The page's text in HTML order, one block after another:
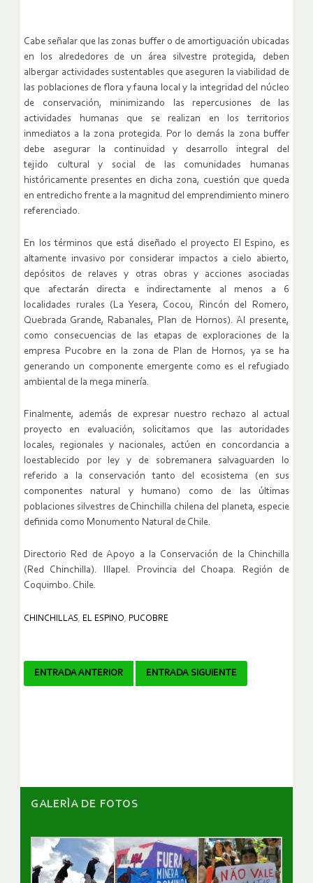
Cabe señalar que las zonas buffer o de amortiguación ubicadas
en los alrededores de un área silvestre protegida, deben
albergar actividades sustentables que aseguren la viabilidad de
las poblaciones de flora y fauna local y la integridad del núcleo
de conservación, minimizando las repercusiones de las
actividades humanas que se realizan en los territorios
inmediatos a la zona protegida. Por lo demás la zona buffer
debe asegurar la continuidad y desarrollo integral del
tejido cultural y social de las comunidades humanas
históricamente presentes en dicha zona, cuestión que queda
en entredicho frente a la magnitud del emprendimiento minero
referenciado.
En los términos que está diseñado el proyecto El Espino, es
altamente invasivo por considerar impactos a cielo abierto,
depósitos de relaves y otras obras y acciones asociadas
que afectarán directa e indirectamente al menos a 6
localidades rurales (La Yesera, Cocou, Rincón del Romero,
Quebrada Grande, Rabanales, Plan de Hornos). Al presente,
como consecuencias de las etapas de exploraciones de la
empresa Pucobre en la zona de Plan de Hornos, ya se ha
generando un componente emergente como es el refugiado
ambiental de la mega minería.
Finalmente, además de expresar nuestro rechazo al actual
proyecto en evaluación, solicitamos que las autoridades
locales, regionales y nacionales, actúen en concordancia a
loestablecido por ley y de sobremanera salvaguarden lo
referido a la conservación tanto del ecosistema (en sus
componentes natural y humano) como de las últimas
poblaciones silvestres de Chinchilla chilena del planeta, especie
definida como Monumento Natural de Chile.
Directorio Red de Apoyo a la Conservación de la Chinchilla
(Red Chinchilla). Illapel. Provincia del Choapa. Región de
Coquimbo. Chile.
CHINCHILLAS, EL ESPINO, PUCOBRE
Navegador
ENTRADA ANTERIOR ENTRADA SIGUIENTE
GALERÌA DE FOTOS